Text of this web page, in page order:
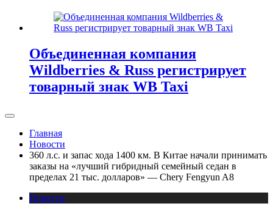
Объединенная компания
Wildberries & Russ регистрирует
товарный знак WB Taxi
Главная
Новости
360 л.с. и запас хода 1400 км. В Китае начали принимать
заказы на «лучший гибридный семейный седан в
пределах 21 тыс. долларов» — Chery Fengyun A8
Новости